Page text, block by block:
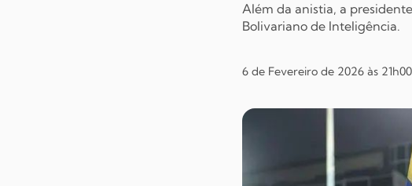
Além da anistia, a
Bolivariano de Inteligência.
6 de Fevereiro de 2026 às 21h00